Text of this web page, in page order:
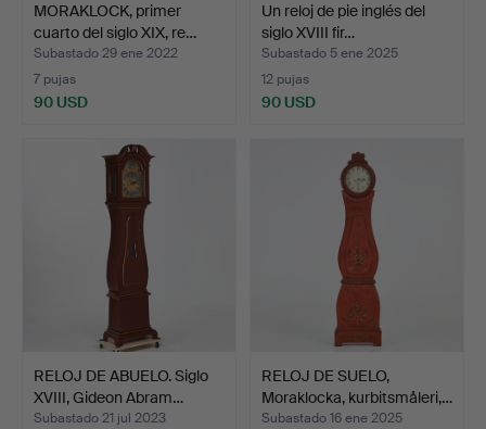
MORAKLOCK, primer
cuarto del siglo XIX, re…
Subastado 29 ene 2022
7 pujas
90 USD
Un reloj de pie inglés del
siglo XVIII fir…
Subastado 5 ene 2025
12 pujas
90 USD
RELOJ DE ABUELO. Siglo
XVIII, Gideon Abram…
Subastado 21 jul 2023
RELOJ DE SUELO,
Moraklocka, kurbitsmåleri,…
Subastado 16 ene 2025